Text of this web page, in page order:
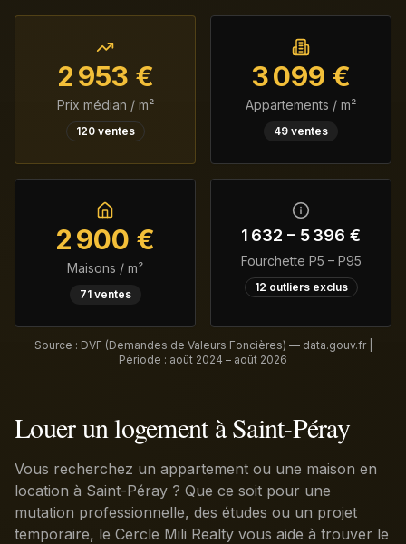
2 953 €
Prix médian / m²
120ventes
3 099 €
Appartements / m²
49 ventes
2 900 €
Maisons / m²
71ventes
1 632 – 5 396 €
Fourchette P5 – P95
12 outliers exclus
Source : DVF (Demandes de Valeurs Foncières) — data.gouv.fr |
Période : août 2024 – août 2026
Louer un logement à Saint-Péray
Vous recherchez un appartement ou une maison en
location à Saint-Péray ? Que ce soit pour une
mutation professionnelle, des études ou un projet
temporaire, le Cercle Mili Realty vous aide à trouver le